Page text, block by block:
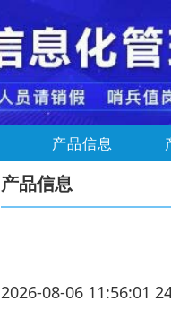
产品信息
产品信息
2026-08-06 11:56:01